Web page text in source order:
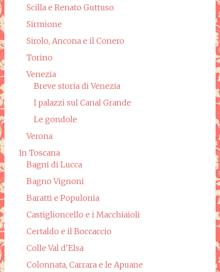
Scilla e Renato Guttuso
Sirmione
Sirolo, Ancona e il Conero
Torino
Venezia
Breve storia di Venezia
I palazzi sul Canal Grande
Le gondole
Verona
In Toscana
Bagni di Lucca
Bagno Vignoni
Baratti e Populonia
Castiglioncello e i Macchiaioli
Certaldo e il Boccaccio
Colle Val d'Elsa
Colonnata, Carrara e le Apuane